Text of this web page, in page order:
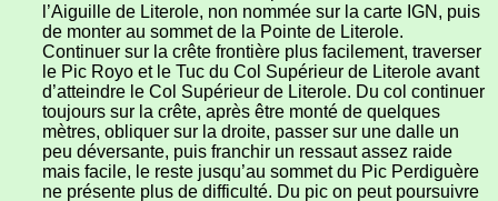
l’Aiguille de Literole, non nommée sur la carte IGN, puis
de monter au sommet de la Pointe de Literole.
Continuer sur la crête frontière plus facilement, traverser
le Pic Royo et le Tuc du Col Supérieur de Literole avant
d’atteindre le Col Supérieur de Literole. Du col continuer
toujours sur la crête, après être monté de quelques
mètres, obliquer sur la droite, passer sur une dalle un
peu déversante, puis franchir un ressaut assez raide
mais facile, le reste jusqu’au sommet du Pic Perdiguère
ne présente plus de difficulté. Du pic on peut poursuivre